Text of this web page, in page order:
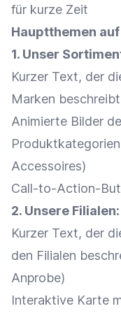
für kurze Zeit
Hauptthemen
1. Unser
Kurzer Text, der
Marken beschreibt
Animierte Bilder
Produktkategorien
Accessoires)
Call-to-Action-
2. Unsere Filialen:
Kurzer Text, der
den Filialen
Anprobe)
Interaktive Karte